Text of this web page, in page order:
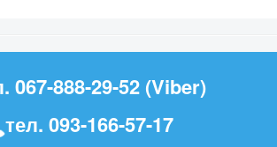
067-888-29-52 (Viber)
тел. 093-166-57-17